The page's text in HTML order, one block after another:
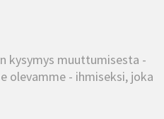
kysymys muuttumisesta -
olevamme - ihmiseksi, joka